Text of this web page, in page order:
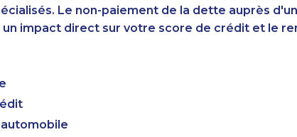
Le non-paiement de la dette auprès
impact direct sur votre score de crédit et le